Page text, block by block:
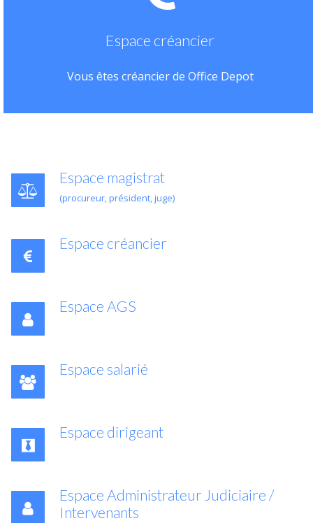
Espace créancier
Vous êtes créancier de Office Depot
Espace magistrat
(procureur, président, juge)
Espace créancier
Espace AGS
Espace salarié
Espace dirigeant
Espace Administrateur Judiciaire /
Intervenants